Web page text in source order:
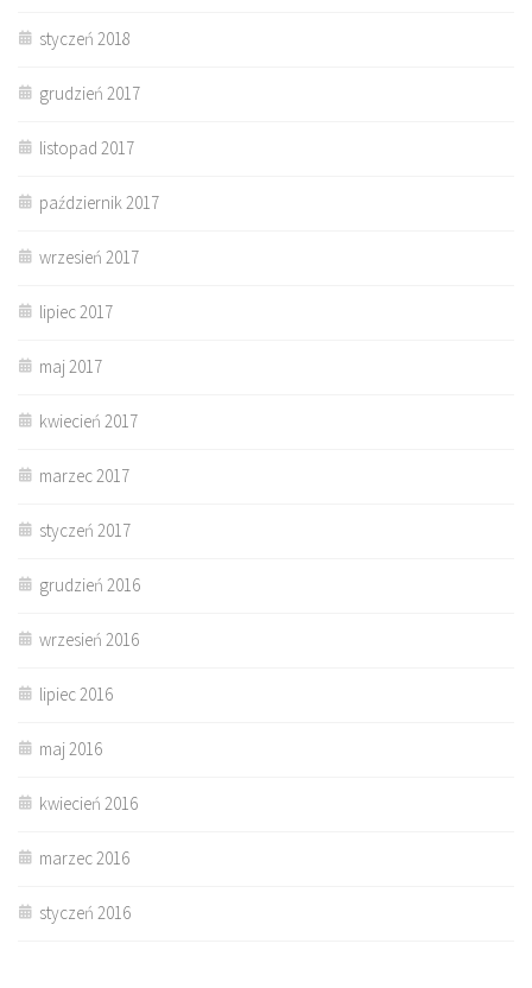
styczeń 2018
grudzień 2017
listopad 2017
październik 2017
wrzesień 2017
lipiec 2017
maj 2017
kwiecień 2017
marzec 2017
styczeń 2017
grudzień 2016
wrzesień 2016
lipiec 2016
maj 2016
kwiecień 2016
marzec 2016
styczeń 2016